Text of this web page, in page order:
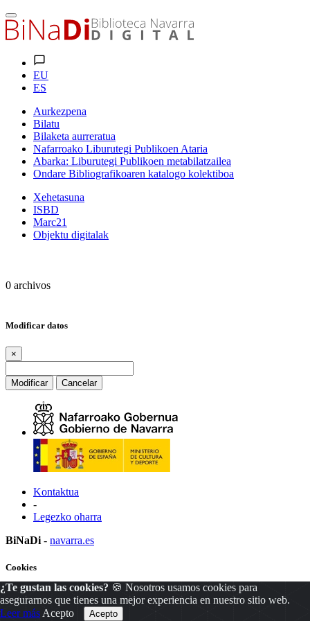
EU
ES
Aurkezpena
Bilatu
Bilaketa aurreratua
Nafarroako Liburutegi Publikoen Ataria
Abarka: Liburutegi Publikoen metabilatzailea
Ondare Bibliografikoaren katalogo kolektiboa
Xehetasuna
ISBD
Marc21
Objektu digitalak
0 archivos
Modificar datos
×
Modificar Cancelar
Kontaktua
-
Legezko oharra
BiNaDi - navarra.es
¿Te gustan las cookies? 🍪 Nosotros usamos cookies para
asegurarnos que tienes una mejor experiencia en nuestro sitio web.
Leer más Acepto
Cookies
×